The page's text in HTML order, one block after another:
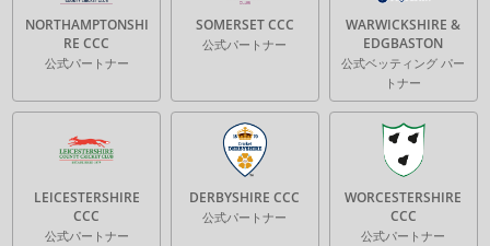
NORTHAMPTONSHI
RE CCC
公式パートナー
SOMERSET CCC
公式パートナー
WARWICKSHIRE &
EDGBASTON
公式ベッティング パー
トナー
LEICESTERSHIRE
CCC
公式パートナー
DERBYSHIRE CCC
公式パートナー
WORCESTERSHIRE
CCC
公式パートナー